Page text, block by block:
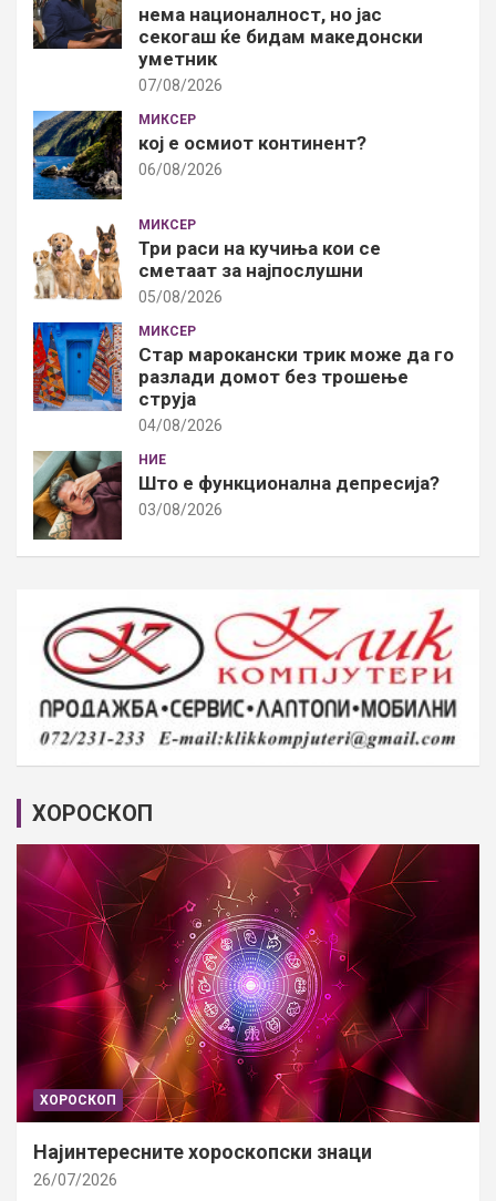
нема националност, но јас
секогаш ќе бидам македонски
уметник
07/08/2026
МИКСЕР
кој е осмиот континент?
06/08/2026
МИКСЕР
Три раси на кучиња кои се
сметаат за најпослушни
05/08/2026
МИКСЕР
Стар марокански трик може да го
разлади домот без трошење
струја
04/08/2026
НИЕ
Што е функционална депресија?
03/08/2026
ХОРОСКОП
ХОРОСКОП
Најинтересните хороскопски знаци
26/07/2026